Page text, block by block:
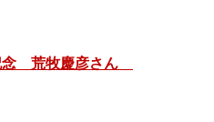
念 荒牧慶彦さん